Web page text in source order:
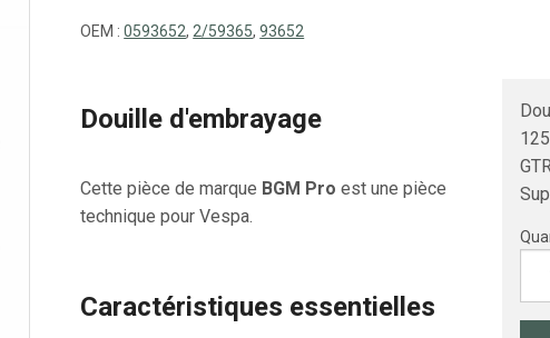
OEM :0593652, 2/59365,93652
Douille d'embrayage
Cette pièce de marque BGM Pro est une pièce
technique pour Vespa.
Caractéristiques essentielles